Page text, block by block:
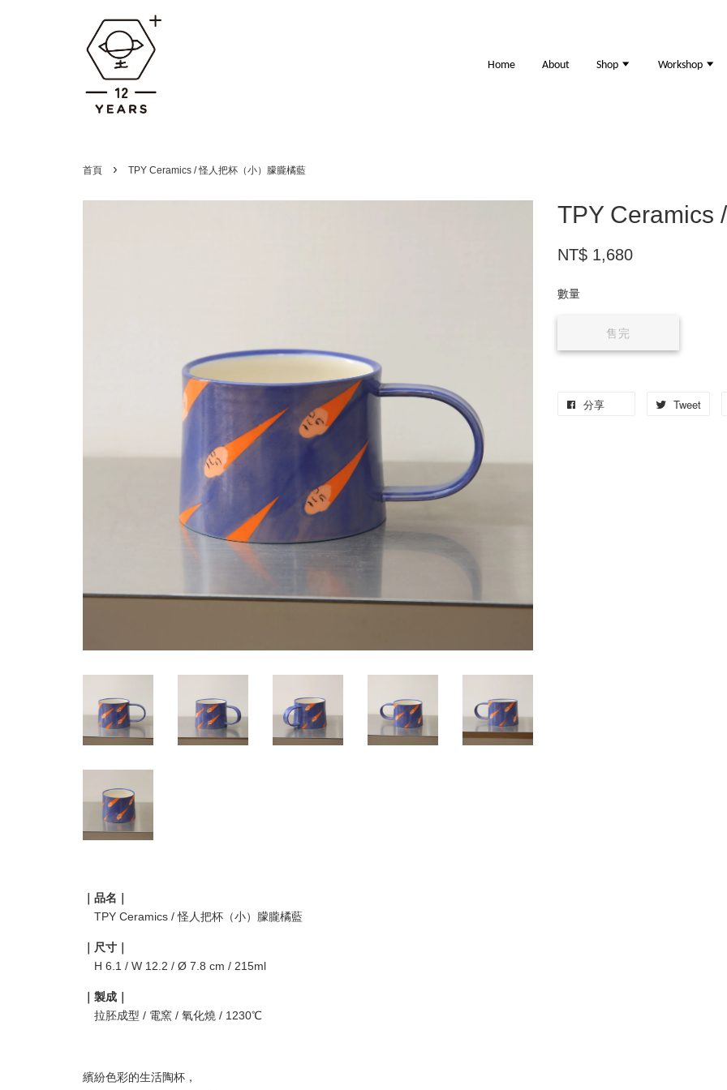
Home About Shop Workshop
首頁 › TPY Ceramics / 怪人把杯（小）朦朧橘藍
TPY Ceramics
NT$ 1,680
數量
售完
分享 Tweet
｜品名｜
TPY Ceramics / 怪人把杯（小）朦朧橘藍
｜尺寸｜
H 6.1 / W 12.2 / Ø 7.8 cm / 215ml
｜製成｜
拉胚成型 / 電窯 / 氧化燒 / 1230℃
繽紛色彩的生活陶杯，